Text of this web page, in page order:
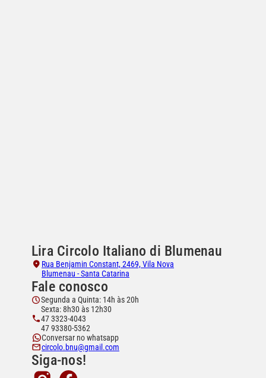
Lira Circolo Italiano di Blumenau
Rua Benjamin Constant, 2469, Vila Nova
Blumenau - Santa Catarina
Fale conosco
Segunda a Quinta: 14h às 20h
Sexta: 8h30 às 12h30
47 3323-4043
47 93380-5362
Conversar no whatsapp
circolo.bnu@gmail.com
Siga-nos!